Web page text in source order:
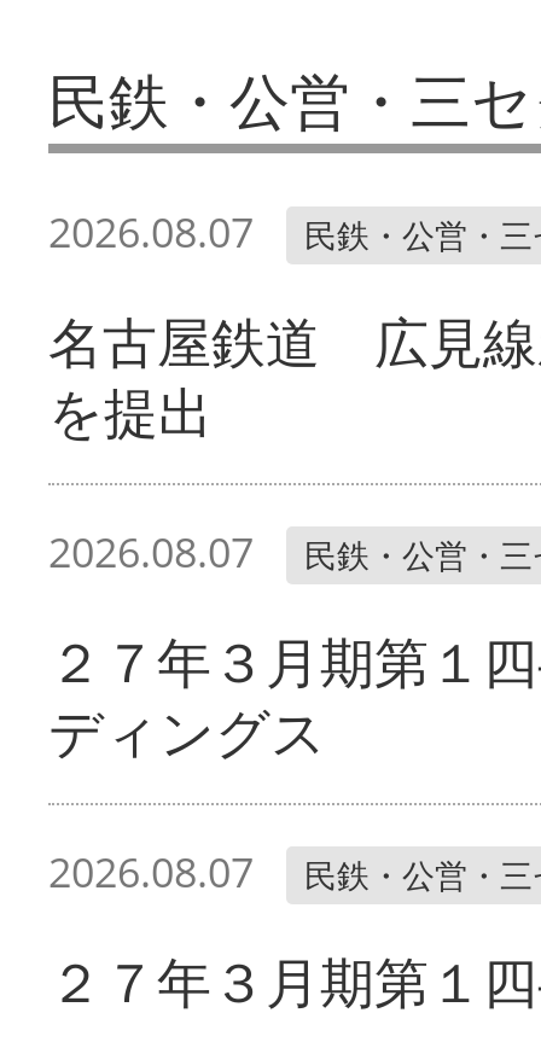
民鉄・公営・三
2026.08.07 民鉄・公営・
名古屋鉄道 広見
を提出
2026.08.07 民鉄・公営・
２７年３月期第１
ディングス
2026.08.07 民鉄・公営・
２７年３月期第１